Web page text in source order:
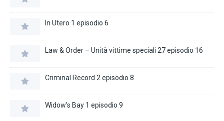
In Utero 1 episodio 6
Law & Order – Unità vittime speciali 27 episodio 16
Criminal Record 2 episodio 8
Widow’s Bay 1 episodio 9